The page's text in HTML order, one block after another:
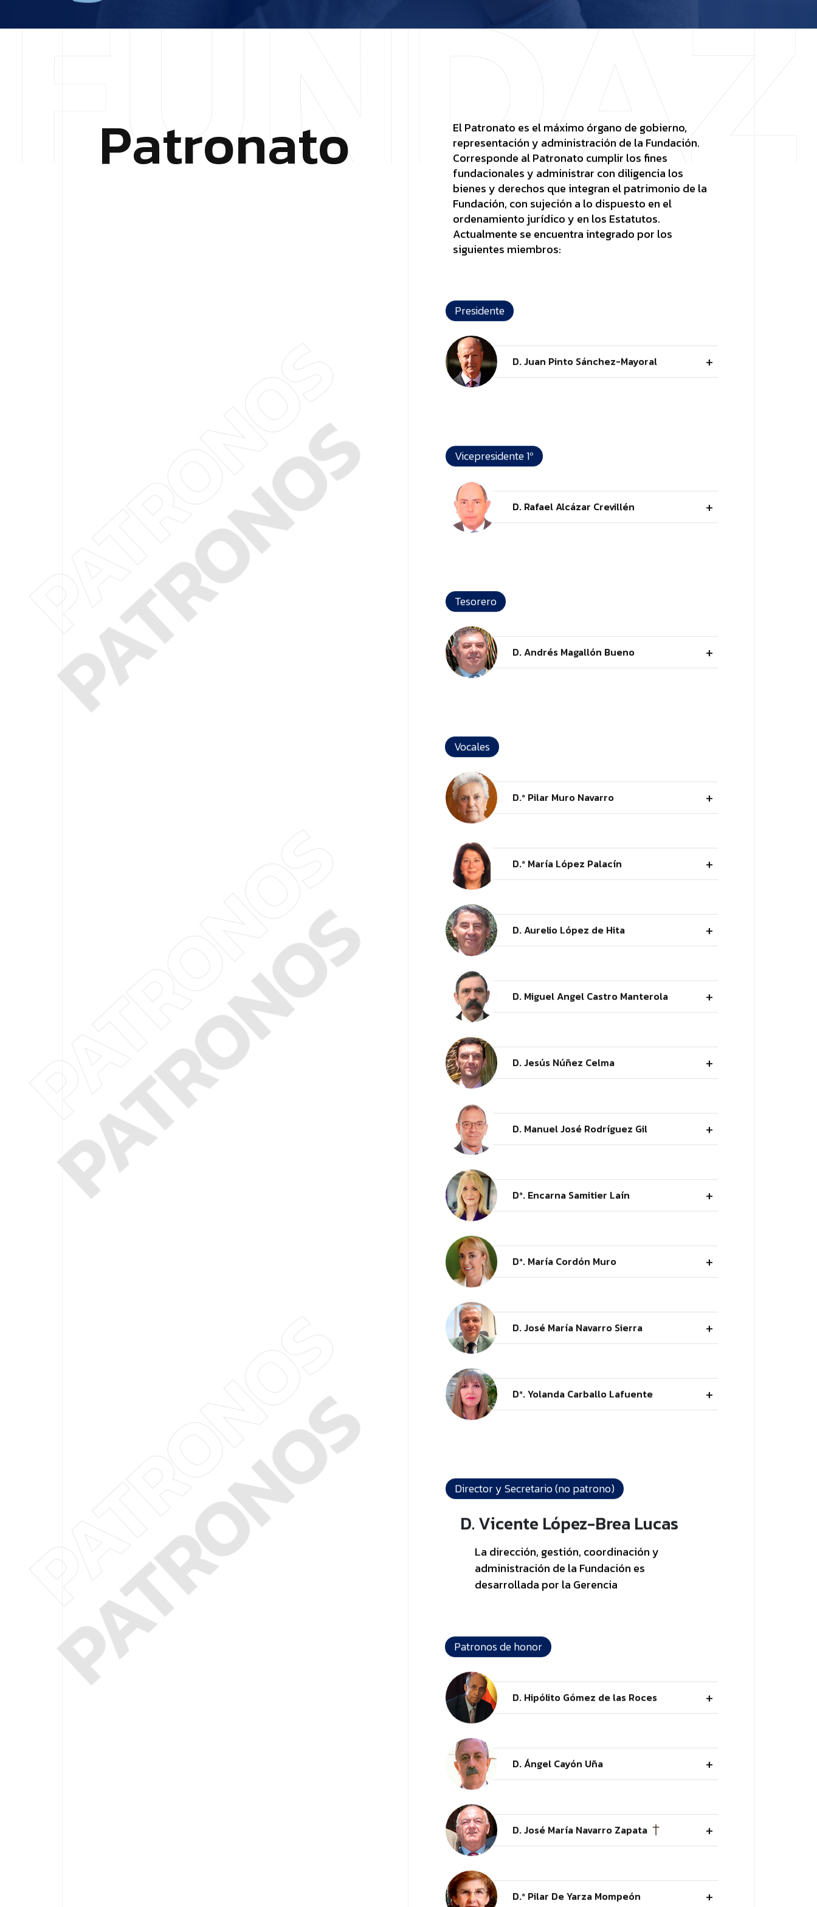
Patronato
El Patronato es el máximo órgano de gobierno,
representación y administración de la Fundación.
Corresponde al Patronato cumplir los fines
fundacionales y administrar con diligencia los
bienes y derechos que integran el patrimonio de la
Fundación, con sujeción a lo dispuesto en el
ordenamiento jurídico y en los Estatutos.
Actualmente se encuentra integrado por los
siguientes miembros:
PATRONOS
PATRONOS
PATRONOS
PATRONOS
PATRONOS
PATRONOS
Presidente
D. Juan Pinto Sánchez-Mayoral
Vicepresidente 1º
D. Rafael Alcázar Crevillén
Tesorero
D. Andrés Magallón Bueno
Vocales
D.ª Pilar Muro Navarro
D.ª María López Palacín
D. Aurelio López de Hita
D. Miguel Angel Castro Manterola
D. Jesús Núñez Celma
D. Manuel José Rodríguez Gil
Dª. Encarna Samitier Laín
Dª. María Cordón Muro
D. José María Navarro Sierra
Dª. Yolanda Carballo Lafuente
Director y Secretario (no patrono)
D. Vicente López-Brea Lucas
La dirección, gestión, coordinación y
administración de la Fundación es
desarrollada por la Gerencia
Patronos de honor
D. Hipólito Gómez de las Roces
D. Ángel Cayón Uña
D. José María Navarro Zapata
D.ª Pilar De Yarza Mompeón